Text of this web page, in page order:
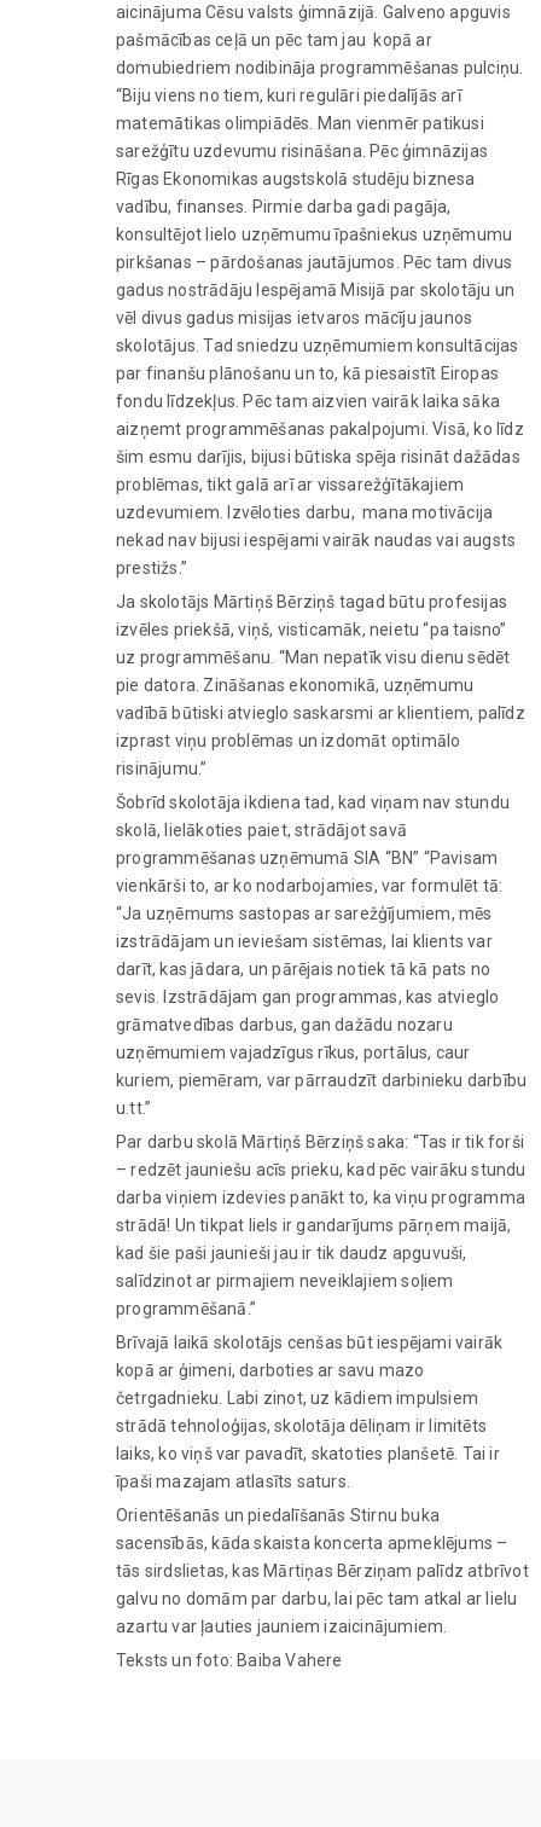
aicinājuma Cēsu valsts ģimnāzijā. Galveno apguvis
pašmācības ceļā un pēc tam jau kopā ar
domubiedriem nodibināja programmēšanas pulciņu.
“Biju viens no tiem, kuri regulāri piedalījās arī
matemātikas olimpiādēs. Man vienmēr patikusi
sarežģītu uzdevumu risināšana. Pēc ģimnāzijas
Rīgas Ekonomikas augstskolā studēju biznesa
vadību, finanses. Pirmie darba gadi pagāja,
konsultējot lielo uzņēmumu īpašniekus uzņēmumu
pirkšanas – pārdošanas jautājumos. Pēc tam divus
gadus nostrādāju Iespējamā Misijā par skolotāju un
vēl divus gadus misijas ietvaros mācīju jaunos
skolotājus. Tad sniedzu uzņēmumiem konsultācijas
par finanšu plānošanu un to, kā piesaistīt Eiropas
fondu līdzekļus. Pēc tam aizvien vairāk laika sāka
aizņemt programmēšanas pakalpojumi. Visā, ko līdz
šim esmu darījis, bijusi būtiska spēja risināt dažādas
problēmas, tikt galā arī ar vissarežģītākajiem
uzdevumiem. Izvēloties darbu, mana motivācija
nekad nav bijusi iespējami vairāk naudas vai augsts
prestižs.”
Ja skolotājs Mārtiņš Bērziņš tagad būtu profesijas
izvēles priekšā, viņš, visticamāk, neietu “pa taisno”
uz programmēšanu. “Man nepatīk visu dienu sēdēt
pie datora. Zināšanas ekonomikā, uzņēmumu
vadībā būtiski atvieglo saskarsmi ar klientiem, palīdz
izprast viņu problēmas un izdomāt optimālo
risinājumu.”
Šobrīd skolotāja ikdiena tad, kad viņam nav stundu
skolā, lielākoties paiet, strādājot savā
programmēšanas uzņēmumā SIA “BN” “Pavisam
vienkārši to, ar ko nodarbojamies, var formulēt tā:
“Ja uzņēmums sastopas ar sarežģījumiem, mēs
izstrādājam un ieviešam sistēmas, lai klients var
darīt, kas jādara, un pārējais notiek tā kā pats no
sevis. Izstrādājam gan programmas, kas atvieglo
grāmatvedības darbus, gan dažādu nozaru
uzņēmumiem vajadzīgus rīkus, portālus, caur
kuriem, piemēram, var pārraudzīt darbinieku darbību
u.tt.”
Par darbu skolā Mārtiņš Bērziņš saka: “Tas ir tik forši
– redzēt jauniešu acīs prieku, kad pēc vairāku stundu
darba viņiem izdevies panākt to, ka viņu programma
strādā! Un tikpat liels ir gandarījums pārņem maijā,
kad šie paši jaunieši jau ir tik daudz apguvuši,
salīdzinot ar pirmajiem neveiklajiem soļiem
programmēšanā.”
Brīvajā laikā skolotājs cenšas būt iespējami vairāk
kopā ar ģimeni, darboties ar savu mazo
četrgadnieku. Labi zinot, uz kādiem impulsiem
strādā tehnoloģijas, skolotāja dēliņam ir limitēts
laiks, ko viņš var pavadīt, skatoties planšetē. Tai ir
īpaši mazajam atlasīts saturs.
Orientēšanās un piedalīšanās Stirnu buka
sacensībās, kāda skaista koncerta apmeklējums –
tās sirdslietas, kas Mārtiņas Bērziņam palīdz atbrīvot
galvu no domām par darbu, lai pēc tam atkal ar lielu
azartu var ļauties jauniem izaicinājumiem.
Teksts un foto: Baiba Vahere